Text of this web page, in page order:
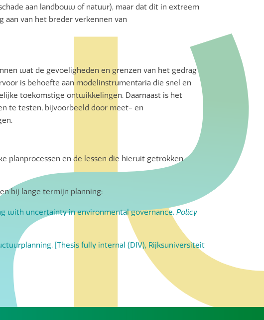
aan landbouw of natuur), maar dat dit in extreem
aan van het breder verkennen van
wat de gevoeligheden en grenzen van het gedrag
is behoefte aan modelinstrumentaria die snel en
toekomstige ontwikkelingen. Daarnaast is het
te testen, bijvoorbeeld door meet- en
planprocessen en de lessen die hieruit getrokken
bij lange termijn planning:
with uncertainty in environmental governance. Policy
[Thesis fully internal (DIV), Rijksuniversiteit